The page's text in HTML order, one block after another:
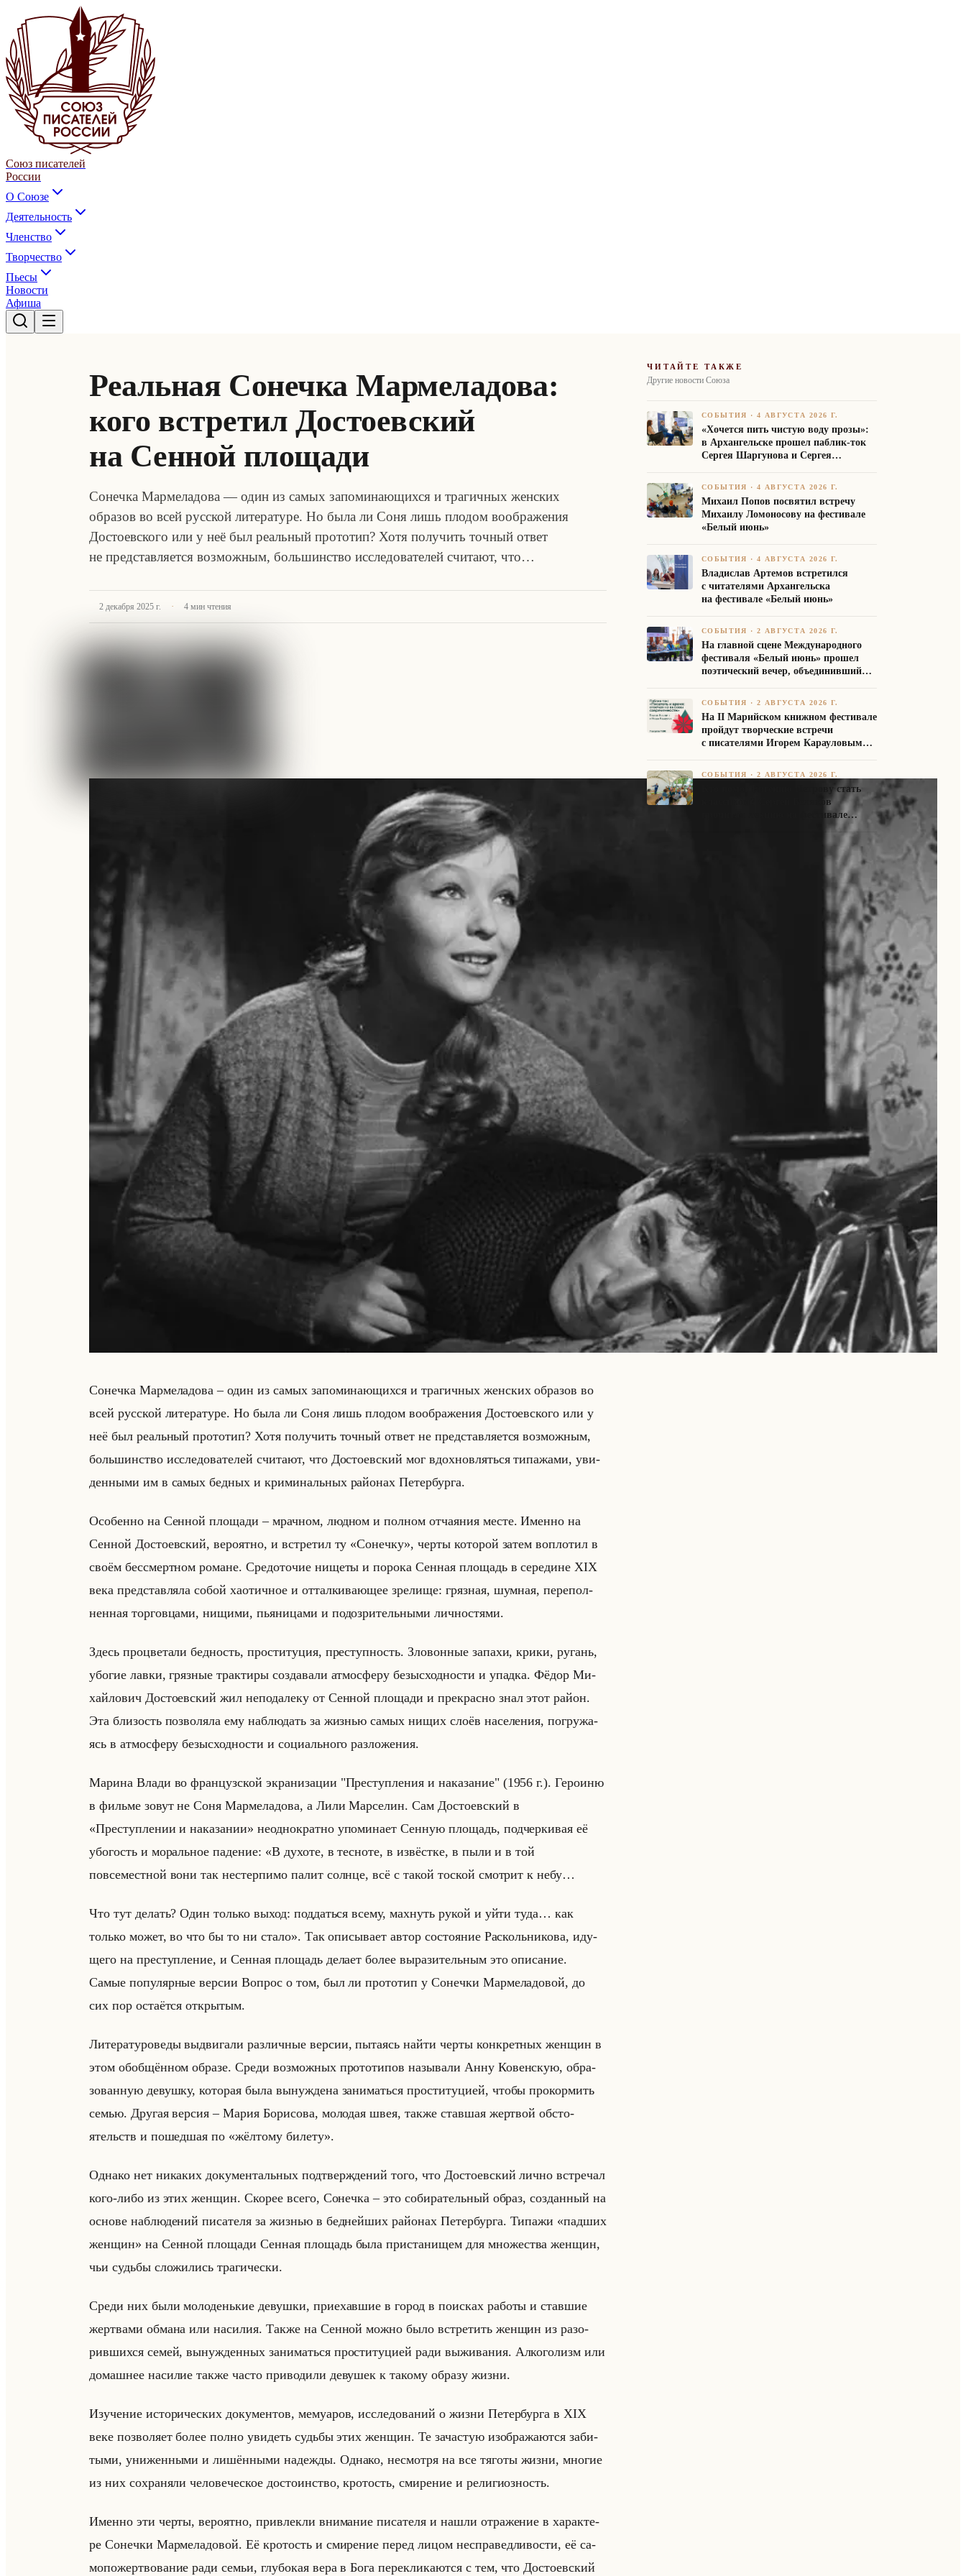
Союз писателей
России
О Союзе
Деятельность
Членство
Творчество
Пьесы
Новости
Афиша
Реальная Сонечка Мармеладова:
кого встретил Достоевский
на Сенной площади
Сонечка Мармеладова — один из самых запоминающихся и трагичных женских
образов во всей русской литературе. Но была ли Соня лишь плодом воображения
Достоевского или у неё был реальный прототип? Хотя получить точный ответ
не представляется возможным, большинство исследователей считают, что…
2 декабря 2025 г. · 4 мин чтения
Со­неч­ка Мар­ме­ла­до­ва – один из самых за­по­ми­на­ющих­ся и тра­гич­ных жен­ских об­ра­зов во
всей рус­ской ли­те­ра­ту­ре. Но была ли Соня лишь пло­дом во­об­ра­же­ния До­сто­ев­ско­го или у
неё был ре­альный про­то­тип? Хотя по­лу­чить точ­ный ответ не пред­став­ля­ет­ся воз­мож­ным,
большин­ство ис­сле­до­ва­те­лей счи­та­ют, что До­сто­ев­ский мог вдох­нов­ляться ти­па­жа­ми, уви­
ден­ны­ми им в самых бед­ных и кри­ми­нальных райо­нах Пе­тер­бур­га.
Осо­бен­но на Сен­ной пло­ща­ди – мрач­ном, люд­ном и пол­ном от­ча­яния месте. Имен­но на
Сен­ной До­сто­ев­ский, ве­ро­ят­но, и встре­тил ту «Сонечку», черты ко­то­рой затем во­пло­тил в
своём бес­смерт­ном ро­мане. Сре­до­то­чие ни­ще­ты и по­ро­ка Сен­ная пло­щадь в се­ре­дине XIX
века пред­став­ля­ла собой ха­отич­ное и от­тал­ки­ва­ющее зре­ли­ще: гряз­ная, шум­ная, пе­ре­пол­
нен­ная тор­гов­ца­ми, ни­щи­ми, пья­ни­ца­ми и по­до­зри­тельны­ми лич­но­стя­ми.
Здесь про­цве­та­ли бед­ность, про­сти­ту­ция, пре­ступ­ность. Зло­вон­ные за­па­хи, крики, ру­гань,
убо­гие лавки, гряз­ные трак­ти­ры со­зда­ва­ли ат­мо­сфе­ру безыс­ход­но­сти и упад­ка. Фёдор Ми­
хайло­вич До­сто­ев­ский жил непо­да­ле­ку от Сен­ной пло­ща­ди и пре­крас­но знал этот район.
Эта бли­зость поз­во­ля­ла ему на­блю­дать за жиз­нью самых нищих слоёв на­се­ле­ния, по­гру­жа­
ясь в ат­мо­сфе­ру безыс­ход­но­сти и со­ци­ально­го раз­ло­же­ния.
Ма­ри­на Влади во фран­цуз­ской экра­ни­за­ции "Пре­ступ­ле­ния и на­ка­за­ние" (1956 г.). Ге­ро­иню
в фильме зовут не Соня Мар­ме­ла­до­ва, а Лили Мар­се­лин. Сам До­сто­ев­ский в
«Преступлении и наказании» неод­но­крат­но упо­ми­на­ет Сен­ную пло­щадь, под­чер­ки­вая её
убо­гость и мо­ральное па­де­ние: «В духоте, в тесноте, в извёстке, в пыли и в той
повсеместной вони так нестерпимо палит солнце, всё с такой тоской смотрит к небу…
Что тут делать? Один только выход: поддаться всему, махнуть рукой и уйти туда… как
только может, во что бы то ни стало». Так опи­сы­ва­ет автор со­сто­яние Рас­кольни­ко­ва, иду­
ще­го на пре­ступ­ле­ние, и Сен­ная пло­щадь де­ла­ет более вы­ра­зи­тельным это опи­са­ние.
Самые по­пу­ляр­ные вер­сии Во­прос о том, был ли про­то­тип у Со­неч­ки Мар­ме­ла­до­вой, до
сих пор оста­ёт­ся от­кры­тым.
Ли­те­ра­ту­ро­ве­ды вы­дви­га­ли раз­лич­ные вер­сии, пы­та­ясь найти черты кон­крет­ных жен­щин в
этом обоб­щён­ном об­ра­зе. Среди воз­мож­ных про­то­ти­пов на­зы­ва­ли Анну Ко­вен­скую, об­ра­
зо­ван­ную де­вуш­ку, ко­то­рая была вы­нуж­де­на за­ни­маться про­сти­ту­ци­ей, чтобы про­кор­мить
семью. Дру­гая вер­сия – Мария Бо­ри­со­ва, мо­ло­дая швея, также став­шая жерт­вой об­сто­
ятельств и по­шед­шая по «жёлтому билету».
Од­на­ко нет ни­ка­ких до­ку­мен­тальных под­твер­жде­ний того, что До­сто­ев­ский лично встре­чал
кого-либо из этих жен­щин. Ско­рее всего, Со­неч­ка – это со­би­ра­тельный образ, со­здан­ный на
ос­но­ве на­блю­де­ний пи­са­те­ля за жиз­нью в бед­нейших райо­нах Пе­тер­бур­га. Ти­па­жи «падших
женщин» на Сен­ной пло­ща­ди Сен­ная пло­щадь была при­ста­ни­щем для мно­же­ства жен­щин,
чьи судьбы сло­жи­лись тра­ги­че­ски.
Среди них были мо­ло­денькие де­вуш­ки, при­ехав­шие в город в по­ис­ках ра­бо­ты и став­шие
жерт­ва­ми об­ма­на или на­си­лия. Также на Сен­ной можно было встре­тить жен­щин из ра­зо­
рив­ших­ся семей, вы­нуж­ден­ных за­ни­маться про­сти­ту­ци­ей ради вы­жи­ва­ния. Ал­ко­го­лизм или
до­маш­нее на­си­лие также часто при­во­ди­ли де­ву­шек к та­ко­му об­ра­зу жизни.
Изу­че­ние ис­то­ри­че­ских до­ку­мен­тов, ме­му­аров, ис­сле­до­ва­ний о жизни Пе­тер­бур­га в XIX
веке поз­во­ля­ет более полно уви­деть судьбы этих жен­щин. Те за­ча­стую изоб­ра­жа­ют­ся за­би­
ты­ми, уни­жен­ны­ми и ли­шён­ны­ми на­деж­ды. Од­на­ко, несмот­ря на все тя­го­ты жизни, мно­гие
из них со­хра­ня­ли че­ло­ве­че­ское до­сто­ин­ство, кро­тость, сми­ре­ние и ре­ли­ги­оз­ность.
Имен­но эти черты, ве­ро­ят­но, при­влек­ли вни­ма­ние пи­са­те­ля и нашли от­ра­же­ние в ха­рак­те­
ре Со­неч­ки Мар­ме­ла­до­вой. Её кро­тость и сми­ре­ние перед лицом неспра­вед­ли­во­сти, её са­
мо­по­жерт­во­ва­ние ради семьи, глу­бо­кая вера в Бога пе­ре­кли­ка­ют­ся с тем, что До­сто­ев­ский
ЧИТАЙТЕ ТАКЖЕ
Другие новости Союза
СОБЫТИЯ ·4 АВГУСТА 2026 Г.
«Хочется пить чистую воду прозы»:
в Архангельске прошел паблик-ток
Сергея Шаргунова и Сергея
СОБЫТИЯ ·4 АВГУСТА 2026 Г.
Михаил Попов посвятил встречу
Михаилу Ломоносову на фестивале
«Белый июнь»
СОБЫТИЯ ·4 АВГУСТА 2026 Г.
Владислав Артемов встретился
с читателями Архангельска
на фестивале «Белый июнь»
СОБЫТИЯ ·2 АВГУСТА 2026 Г.
На главной сцене Международного
фестиваля «Белый июнь» прошел
поэтический вечер, объединивший
СОБЫТИЯ ·2 АВГУСТА 2026 Г.
На II Марийском книжном фестивале
пройдут творческие встречи
с писателями Игорем Карауловым
СОБЫТИЯ ·2 АВГУСТА 2026 Г.
Кто помог Евгению Петрову стать
классиком? Сергей Беляков
прочитал лекцию на фестивале